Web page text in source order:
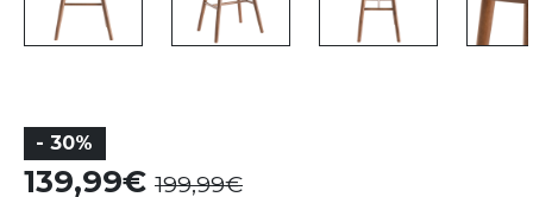
- 30%
139,99 199,99